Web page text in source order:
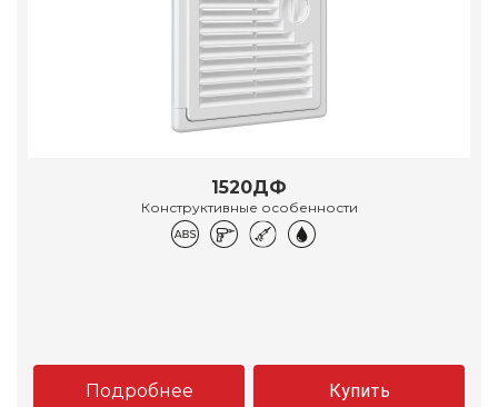
1520ДФ
Конструктивные особенности
Подробнее Купить